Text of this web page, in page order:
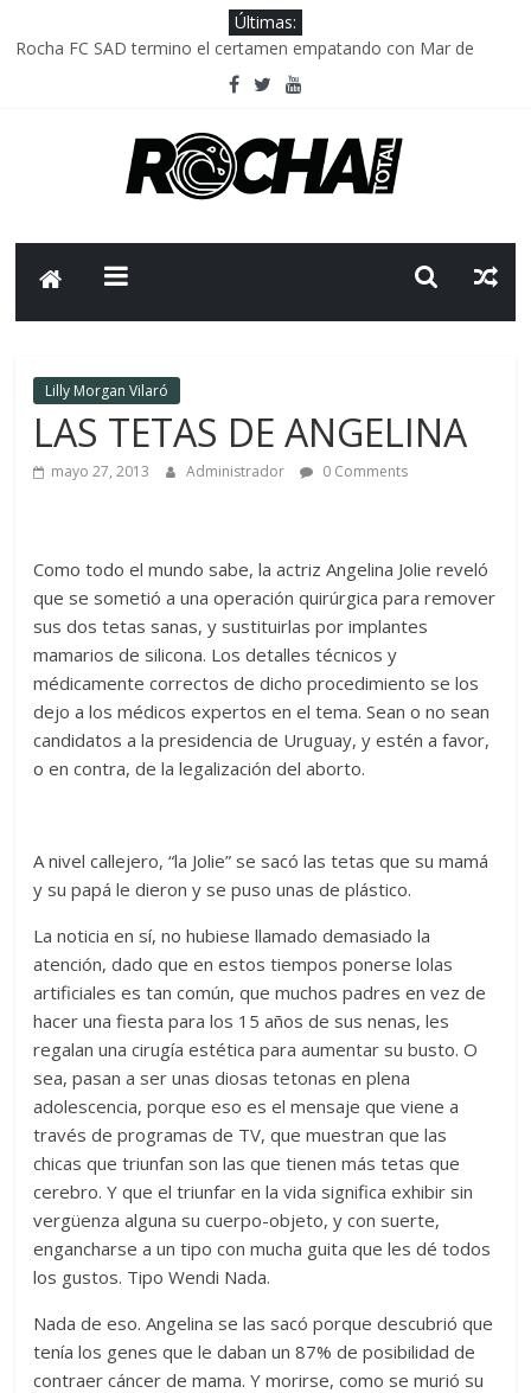
Últimas:
Rocha FC SAD termino el certamen empatando con Mar de
Delegación parlamentaria uruguaya llega a Israel; el Frente
Caso Charles Carrera: la causa que sobrevivió al paso del tiempo
Criminalidad en Uruguay: menos delitos,los homicidios son lo
Lilly Morgan Vilaró
LAS TETAS DE ANGELINA
mayo 27, 2013 Administrador 0 Comments
Como todo el mundo sabe, la actriz Angelina Jolie reveló
que se sometió a una operación quirúrgica para remover
sus dos tetas sanas, y sustituirlas por implantes
mamarios de silicona. Los detalles técnicos y
médicamente correctos de dicho procedimiento se los
dejo a los médicos expertos en el tema. Sean o no sean
candidatos a la presidencia de Uruguay, y estén a favor,
o en contra, de la legalización del aborto.
A nivel callejero, “la Jolie” se sacó las tetas que su mamá
y su papá le dieron y se puso unas de plástico.
La noticia en sí, no hubiese llamado demasiado la
atención, dado que en estos tiempos ponerse lolas
artificiales es tan común, que muchos padres en vez de
hacer una fiesta para los 15 años de sus nenas, les
regalan una cirugía estética para aumentar su busto. O
sea, pasan a ser unas diosas tetonas en plena
adolescencia, porque eso es el mensaje que viene a
través de programas de TV, que muestran que las
chicas que triunfan son las que tienen más tetas que
cerebro. Y que el triunfar en la vida significa exhibir sin
vergüenza alguna su cuerpo-objeto, y con suerte,
engancharse a un tipo con mucha guita que les dé todos
los gustos. Tipo Wendi Nada.
Nada de eso. Angelina se las sacó porque descubrió que
tenía los genes que le daban un 87% de posibilidad de
contraer cáncer de mama. Y morirse, como se murió su